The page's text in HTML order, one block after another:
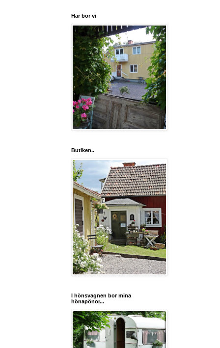
Här bor vi
Butiken..
I hönsvagnen bor mina
hönapönor...